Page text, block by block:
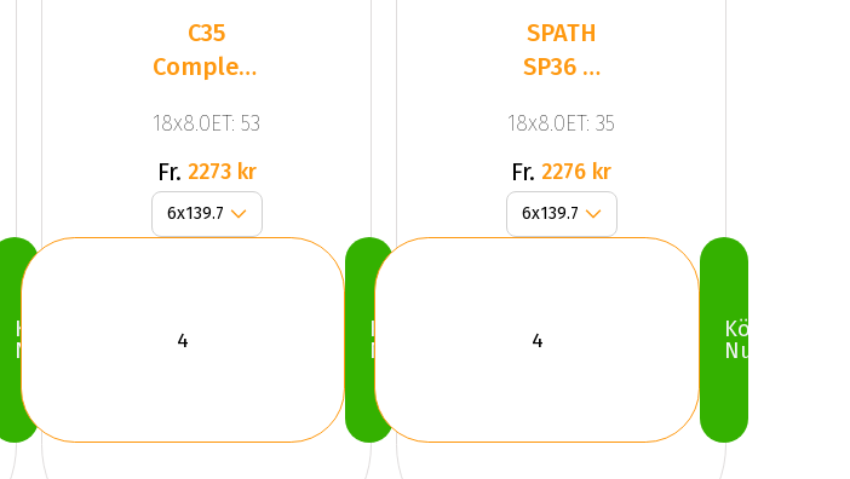
Köp
Nu
C35
Complete
Gloss
18x8.0ET: 53
Fr. 2273 kr
Köp
Nu
SPATH
SP36 H
Matt
18x8.0ET: 35
Fr. 2276 kr
Köp
Nu